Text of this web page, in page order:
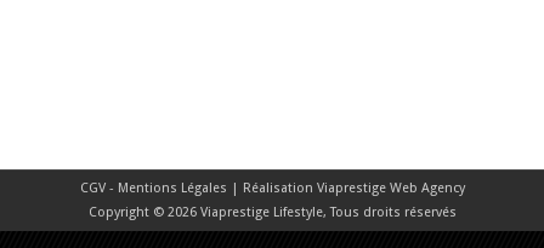
CGV - Mentions Légales | Réalisation Viaprestige Web Agency
Copyright © 2026 Viaprestige Lifestyle, Tous droits réservés